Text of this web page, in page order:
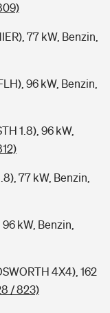
77 kW, Benzin,
96 kW, Benzin,
1.8), 96 kW,
77 kW, Benzin,
kW, Benzin,
4X4), 162
/ 823)